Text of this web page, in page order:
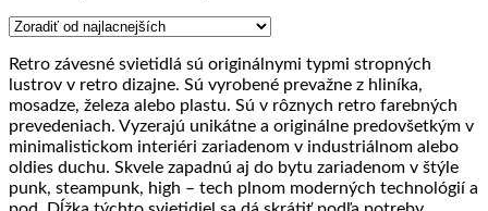
ceny:
najnižšej
po
najvyššiu
Retro závesné svietidlá sú originálnymi typmi stropných
lustrov v retro dizajne. Sú vyrobené prevažne z hliníka,
mosadze, železa alebo plastu. Sú v rôznych retro farebných
prevedeniach. Vyzerajú unikátne a originálne predovšetkým v
minimalistickom interiéri zariadenom v industriálnom alebo
oldies duchu. Skvele zapadnú aj do bytu zariadenom v štýle
punk, steampunk, high – tech plnom moderných technológií a